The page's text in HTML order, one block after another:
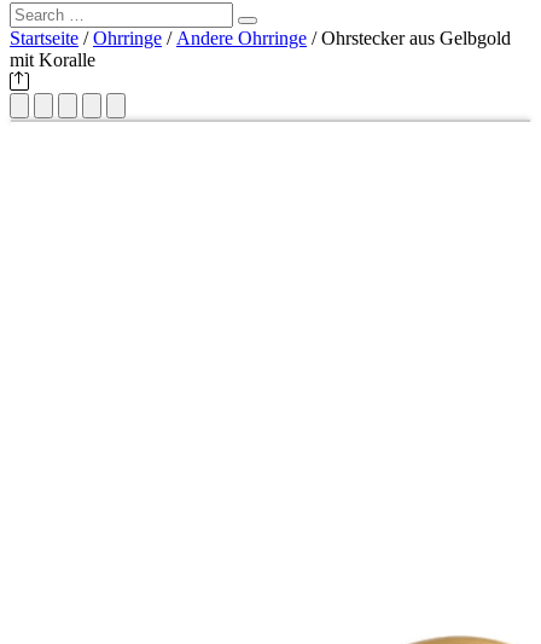
Search
for:
Search
Startseite /Ohrringe / Andere Ohrringe / Ohrstecker aus Gelbgold
mit Koralle